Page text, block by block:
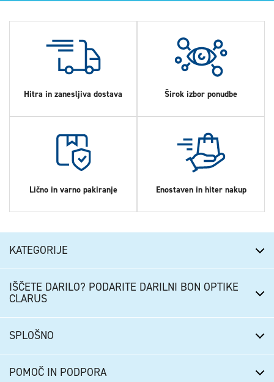
Hitra in zanesljiva dostava Širok izbor ponudbe
Lično in varno pakiranje Enostaven in hiter nakup
KATEGORIJE
IŠČETE DARILO? PODARITE DARILNI BON OPTIKE
CLARUS
SPLOŠNO
POMOČ IN PODPORA